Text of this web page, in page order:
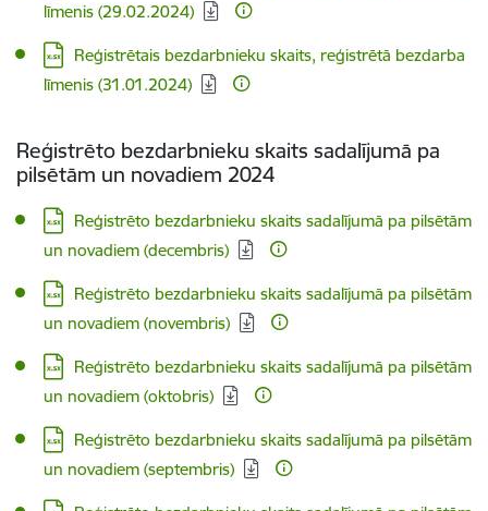
līmenis (29.02.2024)
Lejupielādēt:
Reģistrētais bezdarbnieku skaits, reģistrētā bezdarba
līmenis (31.01.2024)
Reģistrēto bezdarbnieku skaits sadalījumā pa
pilsētām un novadiem 2024
Lejupielādēt:
Reģistrēto bezdarbnieku skaits sadalījumā pa pilsētām
un novadiem (decembris)
Lejupielādēt:
Reģistrēto bezdarbnieku skaits sadalījumā pa pilsētām
un novadiem (novembris)
Lejupielādēt:
Reģistrēto bezdarbnieku skaits sadalījumā pa pilsētām
un novadiem (oktobris)
Lejupielādēt:
Reģistrēto bezdarbnieku skaits sadalījumā pa pilsētām
un novadiem (septembris)